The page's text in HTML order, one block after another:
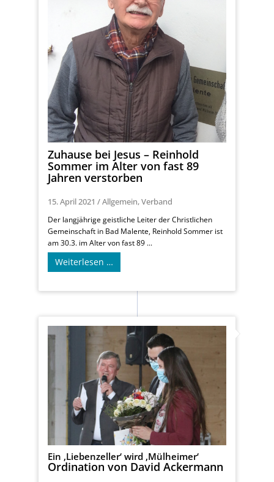
Zuhause bei Jesus – Reinhold
Sommer im Alter von fast 89
Jahren verstorben
15. April 2021 /Allgemein,Verband
Der langjährige geistliche Leiter der Christlichen
Gemeinschaft in Bad Malente, Reinhold Sommer ist
am 30.3. im Alter von fast 89 ...
Weiterlesen …
Ein ‚Liebenzeller‘ wird ‚Mülheimer‘
Ordination von David Ackermann